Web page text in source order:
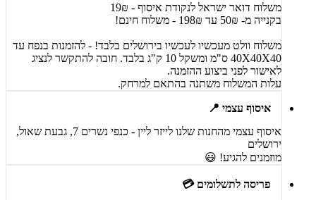
משלוח דואר ישראל לנקודת איסוף - 19₪
בקנייה מ- 50₪ עד 198₪ - משלוח חינם!
משלוח וולט מעכשיו לעכשיו בירושלים בלבד! - להזמנות בנפח עד
40X40X40 ס"מ ומשקל 10 ק"ג בלבד. חובה להתקשר לנציג
לאישור לפני ביצוע ההזמנה.
עלות המשלוח משתנה בהתאם למרחק.
איסוף עצמי 📍
איסוף עצמי מהחנות שלנו לייזר ליין - כנפי נשרים 7, גבעת שאול,
ירושלים
מוזמנים להגיע! 😃
פריסה לתשלומים 💳